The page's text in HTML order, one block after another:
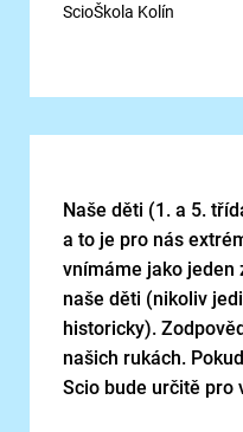
ScioŠkola Kolín
Naše děti (1. a 5.
a to je pro nás
vnímáme jako
naše děti (nikoliv
historicky).
našich rukách.
Scio bude určitě pro